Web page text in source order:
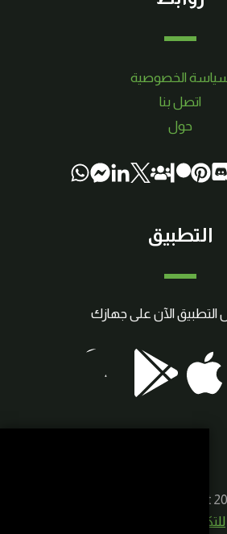
الخصوصية
اتصل بنا
حول
التطبيق
التطبيق الآن على جهازك
للتكنولوجيا الذكية